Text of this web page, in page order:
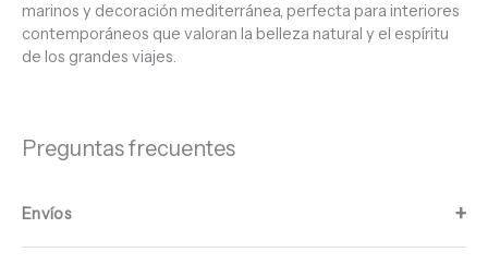
marinos y decoración mediterránea, perfecta para interiores
contemporáneos que valoran la belleza natural y el espíritu
de los grandes viajes.
Preguntas frecuentes
Envíos